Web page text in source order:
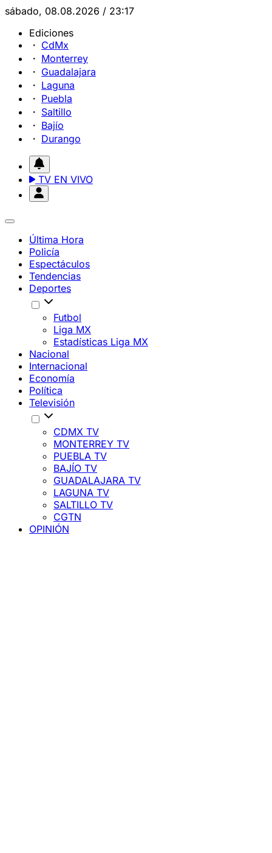
sábado, 08.08.2026 / 23:17
Ediciones
CdMx
Monterrey
Guadalajara
Laguna
Puebla
Saltillo
Bajío
Durango
TV EN VIVO
Última Hora
Policía
Espectáculos
Tendencias
Deportes
Futbol
Liga MX
Estadísticas Liga MX
Nacional
Internacional
Economía
Política
Televisión
CDMX TV
MONTERREY TV
PUEBLA TV
BAJÍO TV
GUADALAJARA TV
LAGUNA TV
SALTILLO TV
CGTN
OPINIÓN